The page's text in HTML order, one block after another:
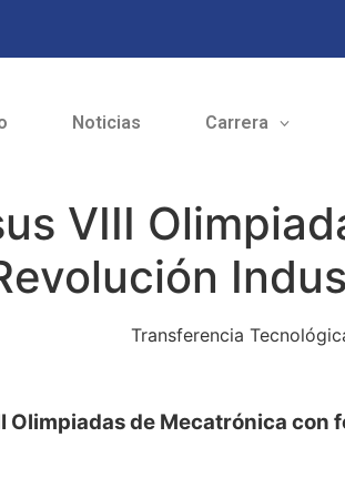
Noticias Carrera
VIII
Transferencia
Olimpiadas de Mecatrónica